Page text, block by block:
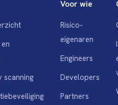
scanning
Voor wie
Risico-
eigenaren
Engineers
Developers
Partners